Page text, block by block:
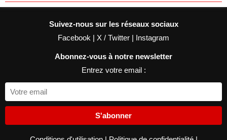
Suivez-nous sur les réseaux sociaux
Facebook | X / Twitter | Instagram
Abonnez-vous à notre newsletter
Entrez votre email :
S'abonner